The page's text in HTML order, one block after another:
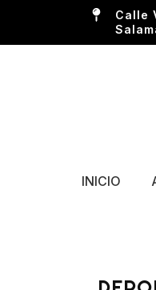
Calle
INICIO